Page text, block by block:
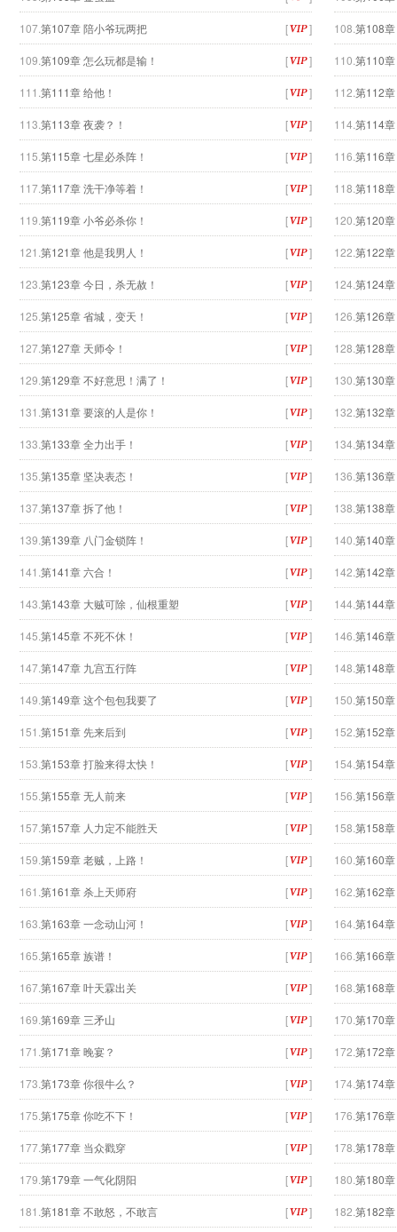
107.第107章 陪小爷玩两把 [ ] 108. 第108
109. 第109章 怎么玩都是输！ [ ] 110. 第110
111. 第111章 给他！ [ ] 112. 第112
113. 第113章 夜袭？！ [ ] 114. 第114
115. 第115章 七星必杀阵！ [ ] 116. 第116
117.第117章 洗干净等着！ [ ] 118. 第118
119. 第119章 小爷必杀你！ [ ] 120. 第120
121. 第121章 他是我男人！ [ ] 122. 第122
123. 第123章 今日，杀无赦！ [ ] 124. 第124
125. 第125章 省城，变天！ [ ] 126. 第126
127.第127章 天师令！ [ ] 128. 第128
129. 第129章 不好意思！满了！ [ ] 130. 第130
131. 第131章 要滚的人是你！ [ ] 132. 第132
133. 第133章 全力出手！ [ ] 134. 第134
135. 第135章 坚决表态！ [ ] 136. 第136
137.第137章 拆了他！ [ ] 138. 第138
139. 第139章 八门金锁阵！ [ ] 140. 第140
141. 第141章 六合！ [ ] 142. 第142
143. 第143章 大贼可除，仙根重塑 [ ] 144. 第144
145. 第145章 不死不休！ [ ] 146. 第146
147.第147章 九宫五行阵 [ ] 148. 第148
149. 第149章 这个包包我要了 [ ] 150. 第150
151. 第151章 先来后到 [ ] 152. 第152
153. 第153章 打脸来得太快！ [ ] 154. 第154
155. 第155章 无人前来 [ ] 156. 第156
157.第157章 人力定不能胜天 [ ] 158. 第158
159. 第159章 老贼，上路！ [ ] 160. 第160
161. 第161章 杀上天师府 [ ] 162. 第162
163. 第163章 一念动山河！ [ ] 164. 第164
165. 第165章 族谱！ [ ] 166. 第166
167.第167章 叶天霖出关 [ ] 168. 第168
169. 第169章 三矛山 [ ] 170. 第170
171. 第171章 晚宴？ [ ] 172. 第172
173. 第173章 你很牛么？ [ ] 174. 第174
175. 第175章 你吃不下！ [ ] 176. 第176
177.第177章 当众戳穿 [ ] 178. 第178
179. 第179章 一气化阴阳 [ ] 180. 第180
181. 第181章 不敢怒，不敢言 [ ] 182. 第182